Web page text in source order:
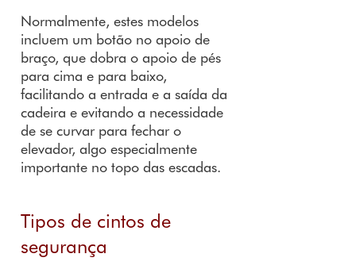
Normalmente, estes modelos
incluem um botão no apoio de
braço, que dobra o apoio de pés
para cima e para baixo,
facilitando a entrada e a saída da
cadeira e evitando a necessidade
de se curvar para fechar o
elevador, algo especialmente
importante no topo das escadas.
Tipos de cintos de
segurança